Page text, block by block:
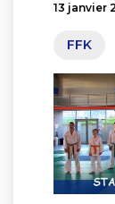
13 janvier
FFK